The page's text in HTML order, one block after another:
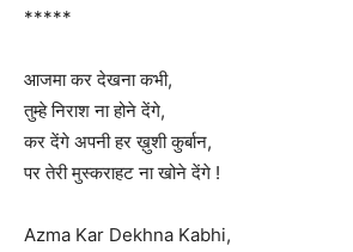
*****
आजमा कर देखना कभी,
तुम्हे निराश ना होने देंगे,
कर देंगे अपनी हर ख़ुशी कुर्बान,
पर तेरी मुस्कराहट ना खोने देंगे !
Azma Kar Dekhna Kabhi,